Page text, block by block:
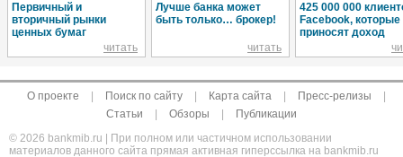
Первичный и
вторичный рынки
ценных бумаг
читать
Лучше банка может
быть только… брокер!
читать
425 000 000
Facebook, которые
приносят доход
О проекте Поиск по сайту Карта сайта Пресс-релизы
Статьи
Обзоры
Публикации
© 2026 bankmib.ru | При полном или частичном использовании
материалов данного сайта прямая активная гиперссылка на bankmib.ru